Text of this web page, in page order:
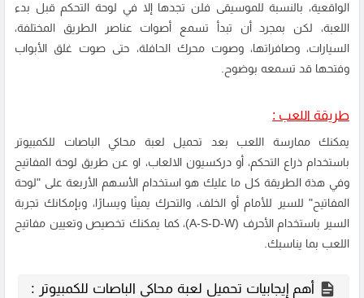
الواقعية، بالنسبة للموسيقى فلن تجدها إلا في لوحة التحكم قبل بدء
اللعبة، لكن بمجرد أن تبدأ تسمع أصوات عناصر الطريق المختلفة،
السيارات، وصافراتها، وصوت محرك الحافلة، حتى صوت غلق الأبواب
وفتحها قد تسمعه بوضوح.
طريقة اللعب :
يمكنك ممارسة اللعب بعد تحميل لعبة محاكي الباصات للكمبيوتر
باستخدام ذراع التحكم، أو دركسيون الالعاب، او عن طريق لوحة المفاتيح
وفي هذة الطريقة كل ما عليك هو استخدام الأسهم الأربعة على "لوحة
المفاتيح" للسير للأمام أو الخلف، والتحرك يمينًا ويسارًا، وبإمكانك تجربة
السير باستخدام الأحرف (A-S-D-W)، كما يمكنك تخصيص وتعيين مفاتيح
اللعب بما يناسبك.
أهم إيجابيات تحميل لعبة محاكي الباصات للكمبيوتر :